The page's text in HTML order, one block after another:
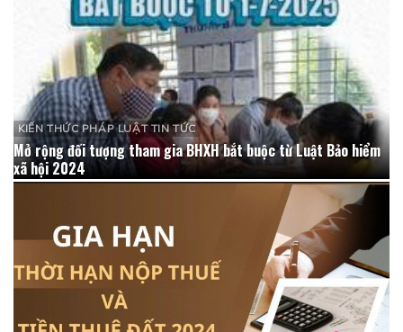
KIẾN THỨC PHÁP LUẬT TIN TỨC
Mở rộng đối tượng tham gia BHXH bắt buộc từ Luật Bảo hiểm
xã hội 2024